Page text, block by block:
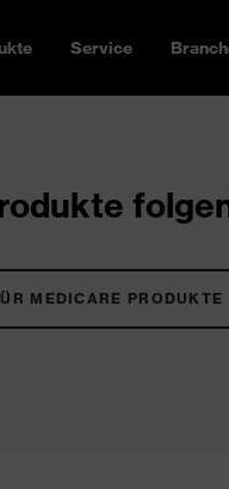
Service
MEDICARE PRODUKTE